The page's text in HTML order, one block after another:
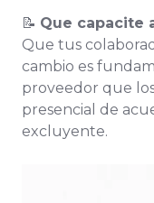
📝 Que capacite
Que tus
cambio es
proveedor que
presencial de
excluyente.